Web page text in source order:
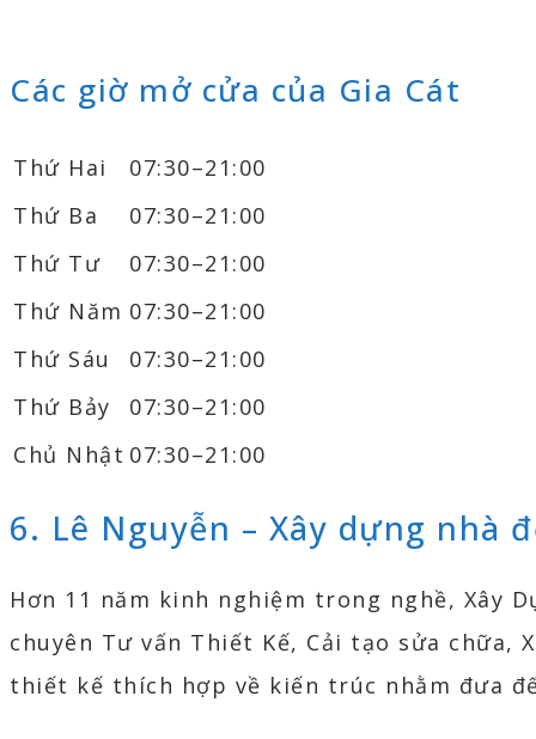
Các giờ mở cửa của Gia Cát
Thứ Hai
07:30–21:00
Thứ Ba
07:30–21:00
Thứ Tư
07:30–21:00
Thứ Năm 07:30–21:00
Thứ Sáu
07:30–21:00
Thứ Bảy
07:30–21:00
Chủ Nhật 07:30–21:00
6. Lê Nguyễn – Xây dựng nhà
Hơn 11 năm kinh nghiệm trong nghề, Xây
chuyên Tư vấn Thiết Kế, Cải tạo sửa
thiết kế thích hợp về kiến trúc nhằm đưa